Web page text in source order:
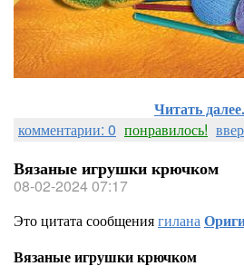
Читать
комментарии: 0 понравилось!
Вязаные игрушки крючком
08-02-2024 07:17
Это цитата сообщениягилана
Вязаные игрушки крючком